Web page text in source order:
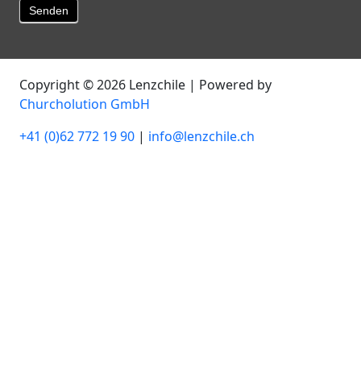
Senden
Copyright © 2026 Lenzchile | Powered by
Churcholution GmbH
+41 (0)62 772 19 90 | info@lenzchile.ch